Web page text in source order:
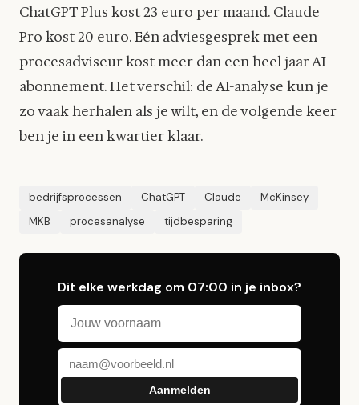
ChatGPT Plus kost 23 euro per maand. Claude
Pro kost 20 euro. Eén adviesgesprek met een
procesadviseur kost meer dan een heel jaar AI-
abonnement. Het verschil: de AI-analyse kun je
zo vaak herhalen als je wilt, en de volgende keer
ben je in een kwartier klaar.
bedrijfsprocessen ChatGPT Claude
McKinsey
MKB
procesanalyse tijdbesparing
Dit elke werkdag om 07:00 in je inbox?
Voornaam
E-mailadres
Aanmelden